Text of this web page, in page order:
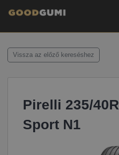
Vissza az előző kereséshez
Pirelli 235/
Sport N1